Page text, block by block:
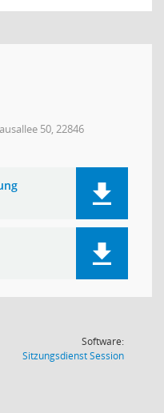
50, 22846
Software:
SitzungsdienstSession(Wird in